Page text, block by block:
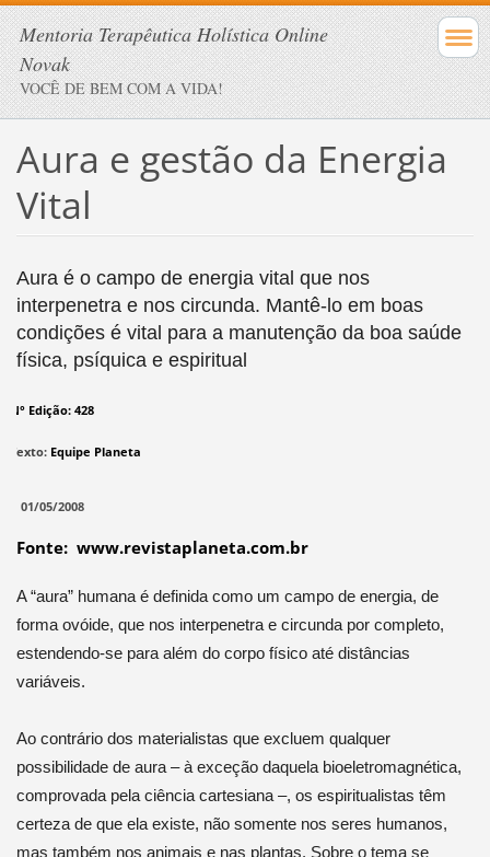
Mentoria Terapêutica Holística Online
Novak
VOCÊ DE BEM COM A VIDA!
Aura e gestão da Energia
Vital
Aura é o campo de energia vital que nos
interpenetra e nos circunda. Mantê-lo em boas
condições é vital para a manutenção da boa saúde
física, psíquica e espiritual
N° Edição: 428
Texto: Equipe Planeta
01/05/2008
Fonte: www.revistaplaneta.com.br
A “aura” humana é definida como um campo de energia, de
forma ovóide, que nos interpenetra e circunda por completo,
estendendo-se para além do corpo físico até distâncias
variáveis.
Ao contrário dos materialistas que excluem qualquer
possibilidade de aura – à exceção daquela bioeletromagnética,
comprovada pela ciência cartesiana –, os espiritualistas têm
certeza de que ela existe, não somente nos seres humanos,
mas também nos animais e nas plantas. Sobre o tema se